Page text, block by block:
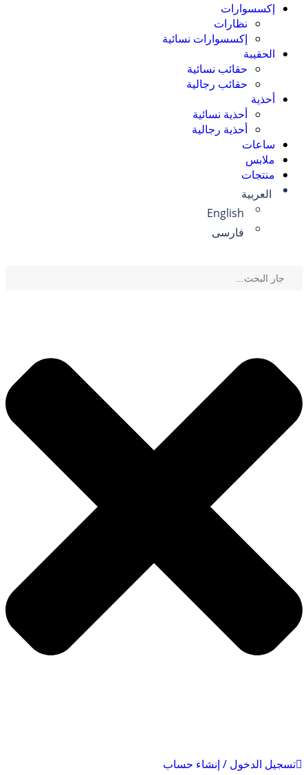
إكسسوارات
نظارات
إكسسوارات نسائية
الحقيبة
حقائب نسائية
حقائب رجالية
أحذية
أحذية نسائية
أحذية رجالية
ساعات
ملابس
منتجات
العربية
English
فارسی
تسجيل الدخول / إنشاء حساب